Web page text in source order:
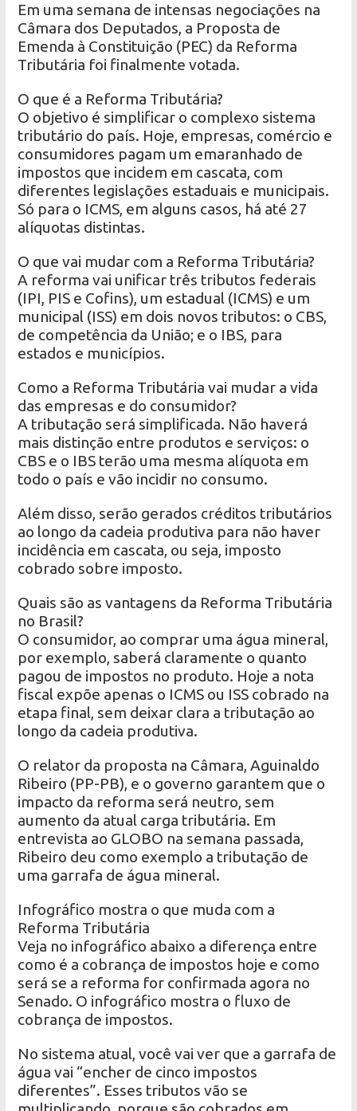
Em uma semana de intensas negociações na
Câmara dos Deputados, a Proposta de
Emenda à Constituição (PEC) da Reforma
Tributária foi finalmente votada.
O que é a Reforma Tributária?
O objetivo é simplificar o complexo sistema
tributário do país. Hoje, empresas, comércio e
consumidores pagam um emaranhado de
impostos que incidem em cascata, com
diferentes legislações estaduais e municipais.
Só para o ICMS, em alguns casos, há até 27
alíquotas distintas.
O que vai mudar com a Reforma Tributária?
A reforma vai unificar três tributos federais
(IPI, PIS e Cofins), um estadual (ICMS) e um
municipal (ISS) em dois novos tributos: o CBS,
de competência da União; e o IBS, para
estados e municípios.
Como a Reforma Tributária vai mudar a vida
das empresas e do consumidor?
A tributação será simplificada. Não haverá
mais distinção entre produtos e serviços: o
CBS e o IBS terão uma mesma alíquota em
todo o país e vão incidir no consumo.
Além disso, serão gerados créditos tributários
ao longo da cadeia produtiva para não haver
incidência em cascata, ou seja, imposto
cobrado sobre imposto.
Quais são as vantagens da Reforma Tributária
no Brasil?
O consumidor, ao comprar uma água mineral,
por exemplo, saberá claramente o quanto
pagou de impostos no produto. Hoje a nota
fiscal expõe apenas o ICMS ou ISS cobrado na
etapa final, sem deixar clara a tributação ao
longo da cadeia produtiva.
O relator da proposta na Câmara, Aguinaldo
Ribeiro (PP-PB), e o governo garantem que o
impacto da reforma será neutro, sem
aumento da atual carga tributária. Em
entrevista ao GLOBO na semana passada,
Ribeiro deu como exemplo a tributação de
uma garrafa de água mineral.
Infográfico mostra o que muda com a
Reforma Tributária
Veja no infográfico abaixo a diferença entre
como é a cobrança de impostos hoje e como
será se a reforma for confirmada agora no
Senado. O infográfico mostra o fluxo de
cobrança de impostos.
No sistema atual, você vai ver que a garrafa de
água vai “encher de cinco impostos
diferentes”. Esses tributos vão se